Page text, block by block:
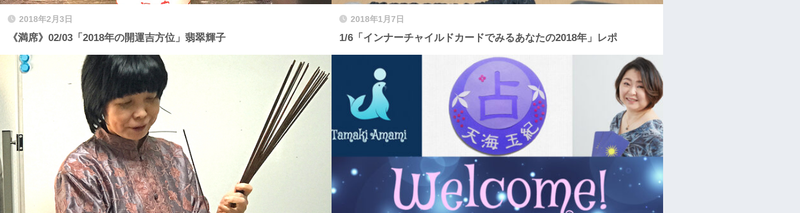
2018年2月3日
《満席》02/03「2018年の開運吉方位」翡翠輝子
2018年1月7日
1/6「インナーチャイルドカードでみるあなたの2018年」レポ